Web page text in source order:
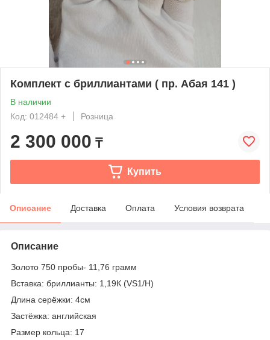
Комплект с бриллиантами ( пр. Абая 141 )
В наличии
Код: 012484 +
Розница
2 300 000 ₸
Купить
Описание Доставка Оплата Условия возврата
Описание
Золото 750 пробы- 11,76 грамм
Вставка: бриллианты: 1,19К (VS1/H)
Длина серёжки: 4см
Застёжка: английская
Размер кольца: 17